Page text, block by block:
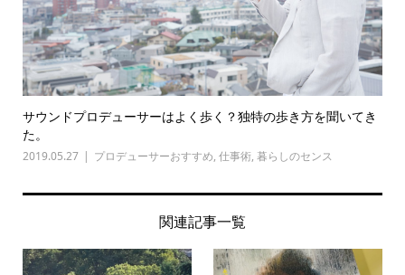
サウンドプロデューサーはよく歩く？独特の歩き方を聞いてき
た。
2019.05.27 プロデューサーおすすめ, 仕事術, 暮らしのセンス
関連記事一覧